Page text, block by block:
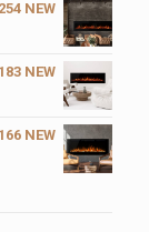
NEW
NEW
NEW